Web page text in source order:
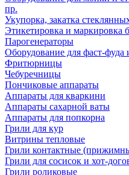
пр.
Укупорка, закатка
Этикетировка и маркировка
Парогенераторы
Оборудование для фаст-фуда
Фритюрницы
Чебуречницы
Пончиковые аппараты
Аппараты для кваркини
Аппараты сахарной ваты
Аппараты для попкорна
Грили для кур
Витрины тепловые
Грили контактные
Грили для сосисок и хот-
Грили роликовые